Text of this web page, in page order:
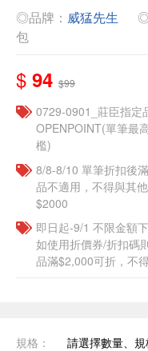
◎品牌： 威猛先生
包
$ 94 $99
0729-0901_莊臣指定
OPENPOINT(單筆最
檻)
8/8-8/10 單筆折扣後
品不適用，不得與其
$2000
即日起-9/1 不限金額
如使用折價券/折扣碼
品滿$2,000可折，不
規格： 請選擇數量、